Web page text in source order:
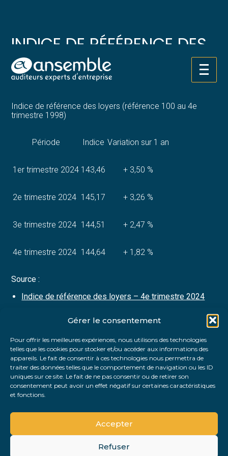
Gérer le consentement
Pour offrir les meilleures expériences, nous utilisons des technologies
telles que les cookies pour stocker et/ou accéder aux informations des
appareils. Le fait de consentir à ces technologies nous permettra de
traiter des données telles que le comportement de navigation ou les ID
uniques sur ce site. Le fait de ne pas consentir ou de retirer son
consentement peut avoir un effet négatif sur certaines caractéristiques
et fonctions.
Accepter
Refuser
Aller
au
Piloter votre entreprise
Développer votre entreprise
Gérer vos ressources humaines
Dématérialiser vos documents
INDICE DE RÉFÉRENCE DES
LOYERS – ANNÉE 2024
Par|20 JANVIER 2025( Mise à jour 20 janvier 2025)
Indice de référence des loyers (référence 100 au 4e
trimestre 1998)
Période Indice Variation sur 1 an
1er trimestre 2024 143,46 + 3,50 %
2e trimestre 2024 145,17 + 3,26 %
3e trimestre 2024 144,51 + 2,47 %
4e trimestre 2024 144,64 + 1,82 %
Source :
Indice de référence des loyers – 4e trimestre 2024
FaceBook
TwitterLinkedIn